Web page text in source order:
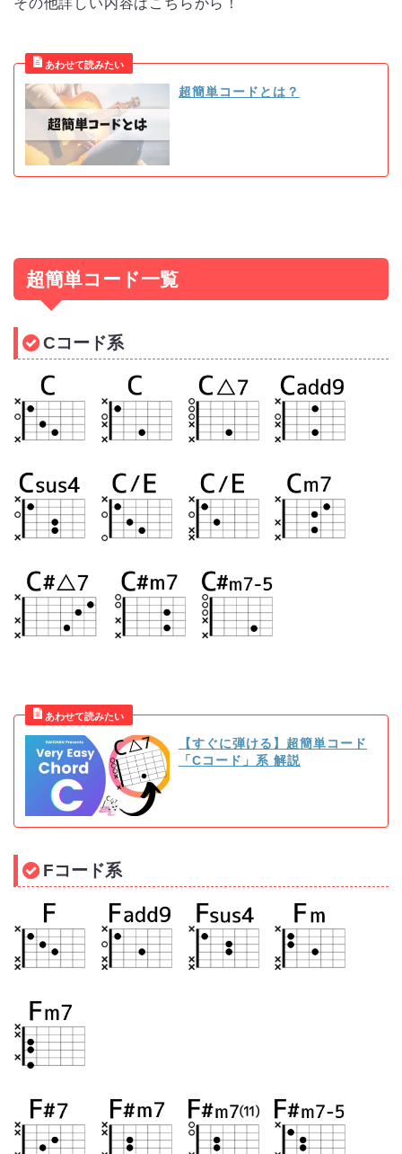
その他詳しい内容はこちらから！
超簡単コードとは？
超簡単コード一覧
Cコード系
【すぐに弾ける】超簡単コード
「Cコード」系 解説
Fコード系